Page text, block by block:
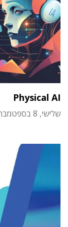
Physical AI
שלישי, 8 בספטמבר 2026